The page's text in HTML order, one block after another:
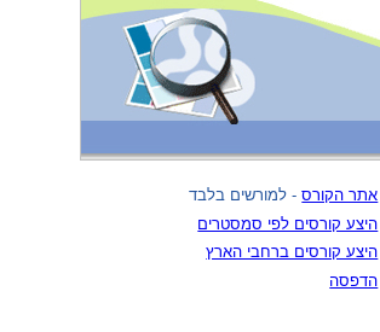
אתר הקורס- למורשים בלבד
היצע קורסים לפי סמסטרים
היצע קורסים ברחבי הארץ
הדפסה